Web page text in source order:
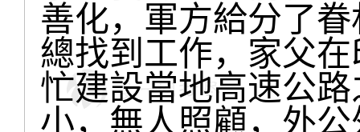
善化，軍方給分了
總找到工作，家父
忙建設當地高速公
小，無人照顧，外